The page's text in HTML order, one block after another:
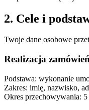
2. Cele i
Twoje dane osobowe
Realizacja zamówień
Podstawa: wykonanie
Zakres: imię, nazwisko,
Okres przechowywania: